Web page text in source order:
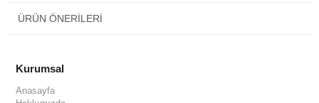
ÜRÜN ÖNERILERI
Kurumsal
Anasayfa